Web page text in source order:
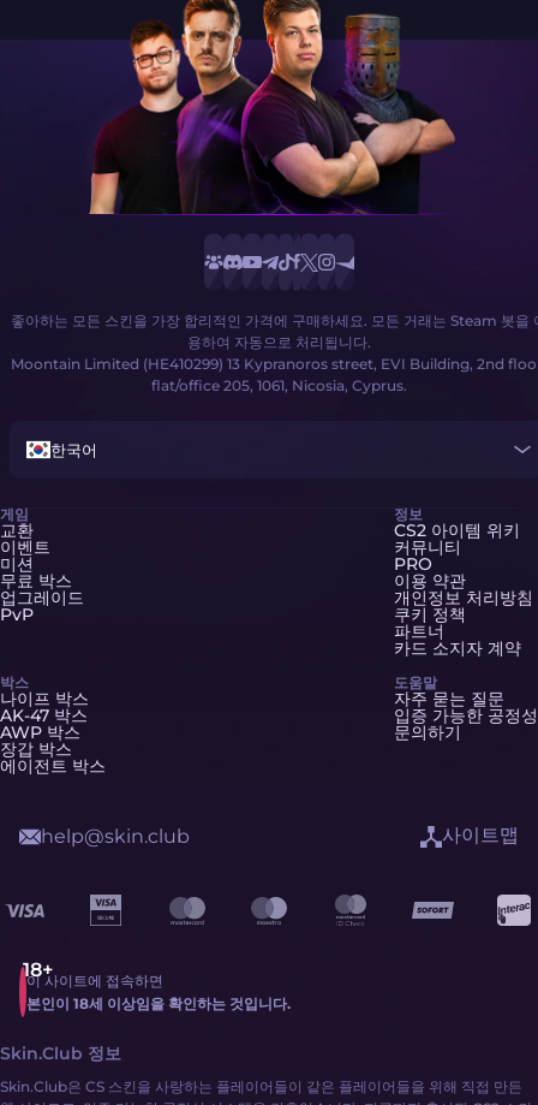
좋아하는 모든 스킨을 가장 합리적인 가격에 구매하세요. 모든 거래는 Steam 봇을
용하여 자동으로 처리됩니다.
Moontain Limited (HE410299) 13 Kypranoros street, EVI Building, 2nd
flat/office 205, 1061, Nicosia, Cyprus.
한국어
게임
교환
이벤트
미션
무료 박스
업그레이드
PvP
박스
나이프 박스
AK-47 박스
AWP 박스
장갑 박스
에이전트 박스
정보
CS2 아이템 위키
커뮤니티
PRO
이용 약관
개인정보 처리방침
쿠키 정책
파트너
카드 소지자 계약
도움말
자주 묻는 질문
입증 가능한 공정성
문의하기
이 사이트에 접속하면
본인이 18세 이상임을 확인하는 것입니다.
help@skin.club 사이트맵
Skin.Club 정보
Skin.Club은 CS 스킨을 사랑하는 플레이어들이 같은 플레이어들을 위해 직접 만든